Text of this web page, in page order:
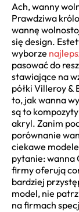
Ach, wanny
Prawdziwa
wannę
się design.
wyborze
pasować do
stawiające na
półki Villeroy &
to, jak wanna
są to
akryl. Zanim
porównanie
ciekawe
pytanie: wanna
firmy oferują
bardziej
model, nie
na firmach